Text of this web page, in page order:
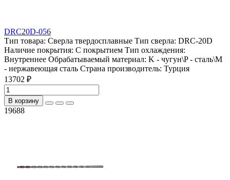
DRC20D-056
Тип товара: Сверла твердосплавные Тип сверла: DRC-20D
Наличие покрытия: С покрытием Тип охлаждения:
Внутреннее Обрабатываемый материал: K - чугун\P - сталь\М
- нержавеющая сталь Страна производитель: Турция
13702 ₽
В корзину
19688